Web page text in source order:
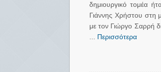
δημιουργικό τομέα
Γιάννης Χρήστου
με τον Γιώργο Σαρρή
Περισσότερα